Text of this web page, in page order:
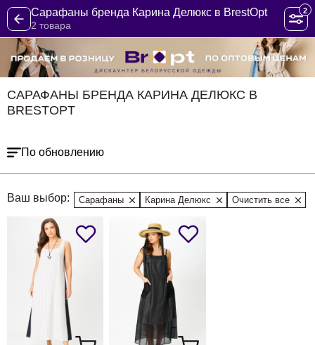
Сарафаны бренда Карина Делюкс в BrestOpt
2 товара
2
САРАФАНЫ БРЕНДА КАРИНА ДЕЛЮКС В
BRESTOPT
По обновлению
Ваш выбор: Сарафаны Карина Делюкс Очистить все